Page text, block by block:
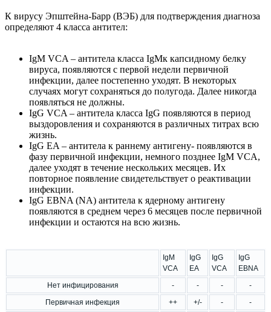
К вирусу Эпштейна-Барр (ВЭБ) для подтверждения диагноза
определяют 4 класса антител:
IgM VCA – антитела класса IgMк капсидному белку
вируса, появляются с первой недели первичной
инфекции, далее постепенно уходят. В некоторых
случаях могут сохраняться до полугода. Далее никогда
появляться не должны.
IgG VCA – антитела класса IgG появляются в период
выздоровления и сохраняются в различных титрах всю
жизнь.
IgG EA – антитела к раннему антигену- появляются в
фазу первичной инфекции, немного позднее IgM VCA,
далее уходят в течение нескольких месяцев. Их
повторное появление свидетельствует о реактивации
инфекции.
IgG EBNA (NA) антитела к ядерному антигену
появляются в среднем через 6 месяцев после первичной
инфекции и остаются на всю жизнь.
IgM
VCA
IgG
EA
IgG
VCA
IgG
EBNA
Нет инфицирования
- - -
-
Первичная инфекция
++ +/- - -